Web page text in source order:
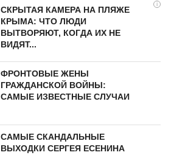
i
СКРЫТАЯ КАМЕРА НА ПЛЯЖЕ
КРЫМА: ЧТО ЛЮДИ
ВЫТВОРЯЮТ, КОГДА ИХ НЕ
ВИДЯТ...
ФРОНТОВЫЕ ЖЕНЫ
ГРАЖДАНСКОЙ ВОЙНЫ:
САМЫЕ ИЗВЕСТНЫЕ СЛУЧАИ
САМЫЕ СКАНДАЛЬНЫЕ
ВЫХОДКИ СЕРГЕЯ ЕСЕНИНА